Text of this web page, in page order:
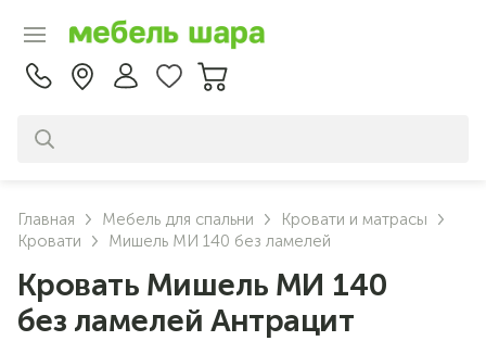
Главная Мебель для спальни
Кровати и матрасы
Кровати
Мишель МИ 140 без ламелей
Кровать Мишель МИ 140
без ламелей Антрацит